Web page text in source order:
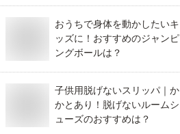
おうちで身体を動かしたいキ
ッズに！おすすめのジャンピ
ングボールは？
子供用脱げないスリッパ｜か
かとあり！脱げないルームシ
ューズのおすすめは？